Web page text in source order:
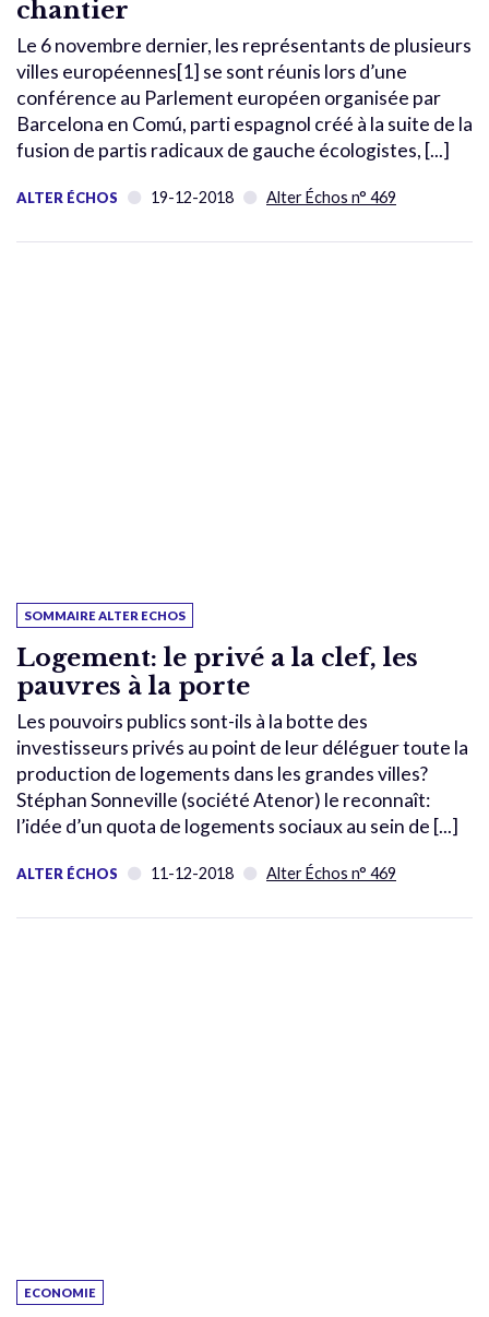
chantier
Le 6 novembre dernier, les représentants de plusieurs
villes européennes[1] se sont réunis lors d’une
conférence au Parlement européen organisée par
Barcelona en Comú, parti espagnol créé à la suite de la
fusion de partis radicaux de gauche écologistes, [...]
ALTER ÉCHOS 19-12-2018 Alter Échos n° 469
SOMMAIRE ALTER ECHOS
Logement: le privé a la clef, les
pauvres à la porte
Les pouvoirs publics sont-ils à la botte des
investisseurs privés au point de leur déléguer toute la
production de logements dans les grandes villes?
Stéphan Sonneville (société Atenor) le reconnaît:
l’idée d’un quota de logements sociaux au sein de [...]
ALTER ÉCHOS 11-12-2018 Alter Échos n° 469
ECONOMIE